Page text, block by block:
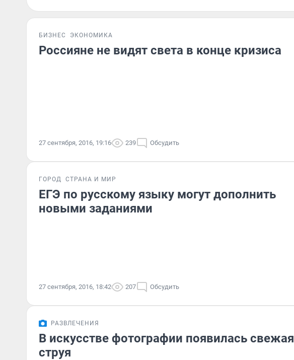
БИЗНЕС ЭКОНОМИКА
Россияне не видят света в конце кризиса
27 сентября, 2016, 19:16 239 Обсудить
ГОРОД СТРАНА И МИР
ЕГЭ по русскому языку могут дополнить
новыми заданиями
27 сентября, 2016, 18:42 207 Обсудить
РАЗВЛЕЧЕНИЯ
В искусстве фотографии появилась свежая
струя